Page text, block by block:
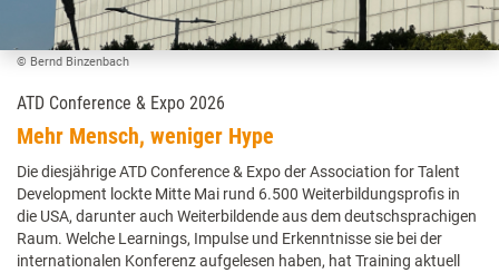
© Bernd Binzenbach
ATD Conference & Expo 2026
Mehr Mensch, weniger Hype
Die diesjährige ATD Conference & Expo der Association for Talent
Development lockte Mitte Mai rund 6.500 Weiterbildungsprofis in
die USA, darunter auch Weiterbildende aus dem deutschsprachigen
Raum. Welche Learnings, Impulse und Erkenntnisse sie bei der
internationalen Konferenz aufgelesen haben, hat Training aktuell